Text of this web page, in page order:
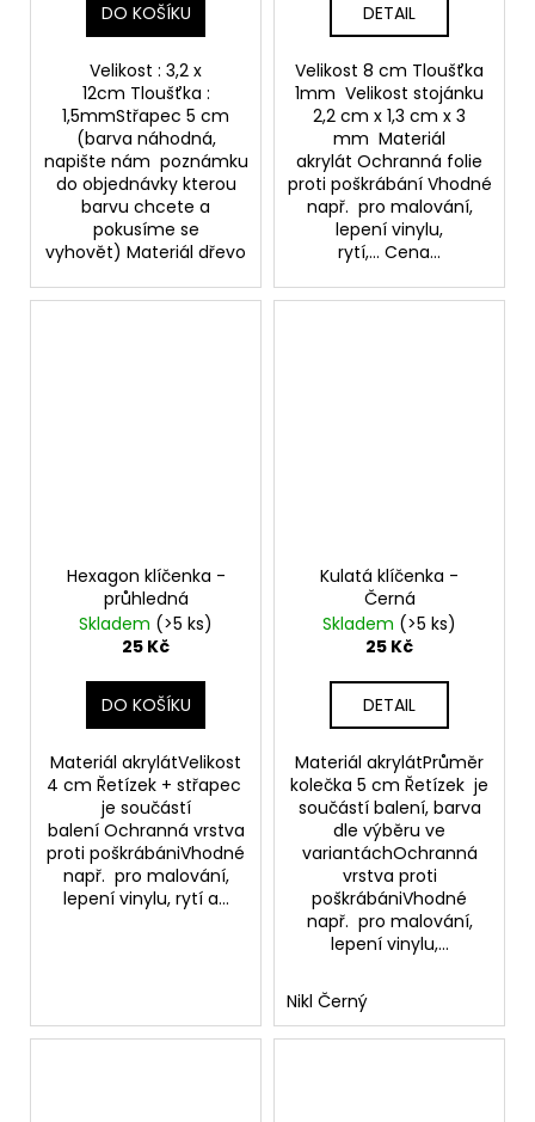
DO KOŠÍKU
Velikost : 3,2 x
12cm Tloušťka :
1,5mmStřapec 5 cm
(barva náhodná,
napište nám poznámku
do objednávky kterou
barvu chcete a
pokusíme se
vyhovět) Materiál dřevo
DETAIL
Velikost 8 cm Tloušťka
1mm Velikost stojánku
2,2 cm x 1,3 cm x 3
mm Materiál
akrylát Ochranná folie
proti poškrábání Vhodné
např. pro malování,
lepení vinylu,
rytí,... Cena...
Hexagon klíčenka -
průhledná
Skladem (>5 ks)
25 Kč
DO KOŠÍKU
Materiál akrylátVelikost
4 cm Řetízek + střapec
je součástí
balení Ochranná vrstva
proti poškrábániVhodné
např. pro malování,
lepení vinylu, rytí a...
Kulatá klíčenka -
Černá
Skladem (>5 ks)
25 Kč
DETAIL
Materiál akrylátPrůměr
kolečka 5 cm Řetízek je
součástí balení, barva
dle výběru ve
variantáchOchranná
vrstva proti
poškrábániVhodné
např. pro malování,
lepení vinylu,...
Nikl Černý